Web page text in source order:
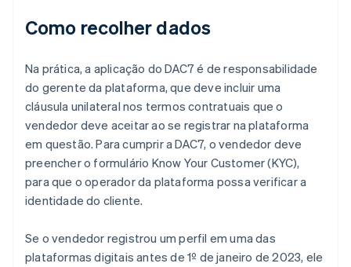
Como recolher dados
Na prática, a aplicação do DAC7 é de responsabilidade
do gerente da plataforma, que deve incluir uma
cláusula unilateral nos termos contratuais que o
vendedor deve aceitar ao se registrar na plataforma
em questão. Para cumprir a DAC7, o vendedor deve
preencher o formulário Know Your Customer (KYC),
para que o operador da plataforma possa verificar a
identidade do cliente.
Se o vendedor registrou um perfil em uma das
plataformas digitais antes de 1º de janeiro de 2023, ele